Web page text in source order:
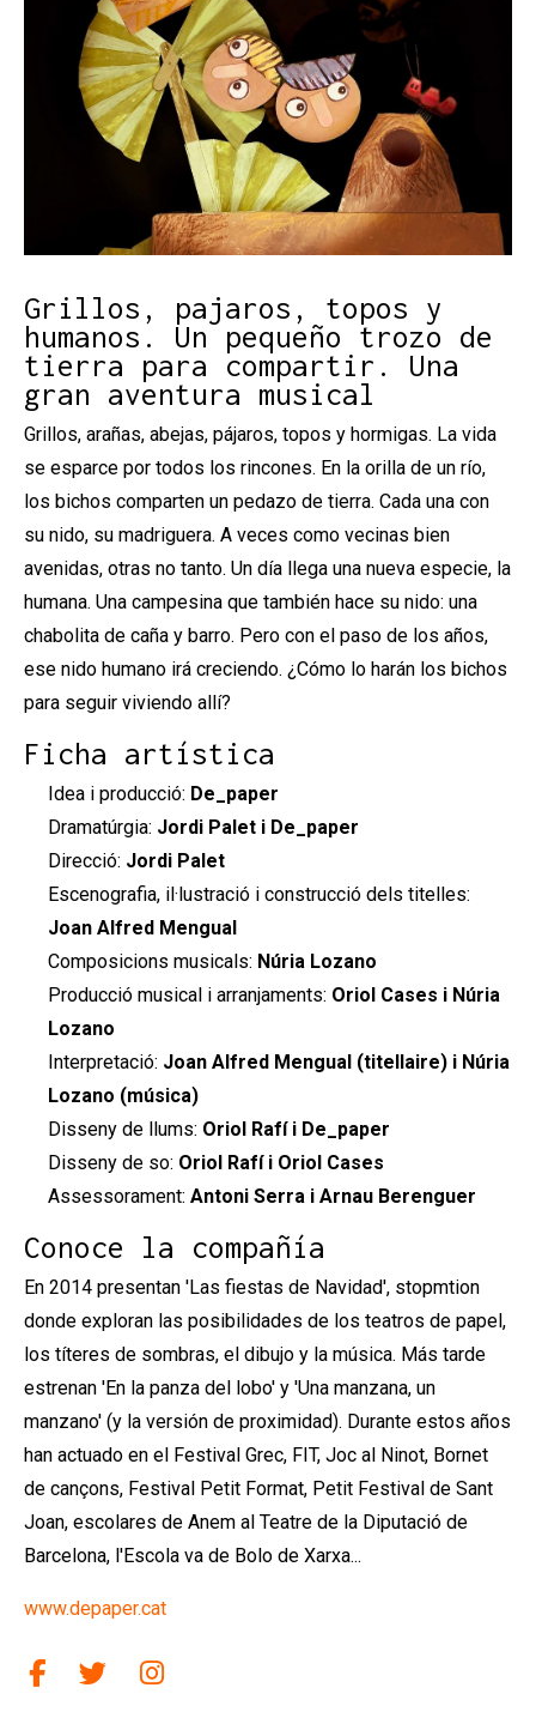
Grillos, pajaros, topos y
humanos. Un pequeño trozo de
tierra para compartir. Una
gran aventura musical
Grillos, arañas, abejas, pájaros, topos y hormigas. La vida
se esparce por todos los rincones. En la orilla de un río,
los bichos comparten un pedazo de tierra. Cada una con
su nido, su madriguera. A veces como vecinas bien
avenidas, otras no tanto. Un día llega una nueva especie, la
humana. Una campesina que también hace su nido: una
chabolita de caña y barro. Pero con el paso de los años,
ese nido humano irá creciendo. ¿Cómo lo harán los bichos
para seguir viviendo allí?
Ficha artística
Idea i producció: De_paper
Dramatúrgia: Jordi Palet i De_paper
Direcció: Jordi Palet
Escenografia, il·lustració i construcció dels titelles:
Joan Alfred Mengual
Composicions musicals: Núria Lozano
Producció musical i arranjaments: Oriol Cases i Núria
Lozano
Interpretació: Joan Alfred Mengual (titellaire) i Núria
Lozano (música)
Disseny de llums: Oriol Rafí i De_paper
Disseny de so: Oriol Rafí i Oriol Cases
Assessorament: Antoni Serra i Arnau Berenguer
Conoce la compañía
En 2014 presentan 'Las fiestas de Navidad', stopmtion
donde exploran las posibilidades de los teatros de papel,
los títeres de sombras, el dibujo y la música. Más tarde
estrenan 'En la panza del lobo' y 'Una manzana, un
manzano' (y la versión de proximidad). Durante estos años
han actuado en el Festival Grec, FIT, Joc al Ninot, Bornet
de cançons, Festival Petit Format, Petit Festival de Sant
Joan, escolares de Anem al Teatre de la Diputació de
Barcelona, l'Escola va de Bolo de Xarxa...
www.depaper.cat
Link a facebook
Link a twitter
Link a instagram